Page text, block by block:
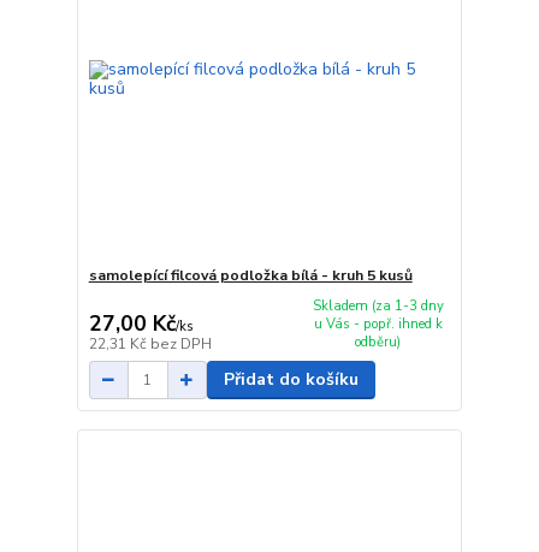
samolepící filcová podložka bílá - kruh 5 kusů
27,00 Kč/ks
22,31 Kč bez DPH
Skladem (za 1-3 dny
u Vás - popř. ihned k
odběru)
Přidat do košíku